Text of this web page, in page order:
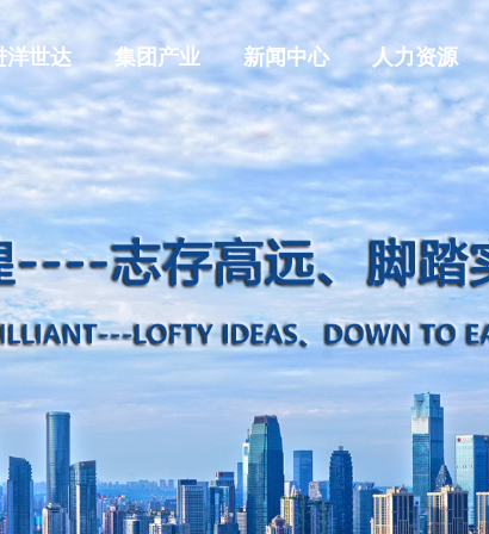
洋世达 集团产业 新闻中心 人力资源